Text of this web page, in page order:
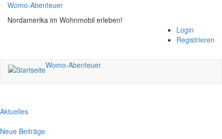
Direkt
zum
Inhalt
Womo-Abenteuer
Nordamerika im Wohnmobil erleben!
Login
Registrieren
Womo-Abenteuer
Aktuelles
Neue Beiträge